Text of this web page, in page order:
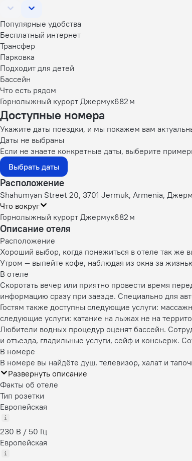
Популярные удобства
Бесплатный интернет
Трансфер
Парковка
Подходит для детей
Бассейн
Что есть рядом
Горнолыжный курорт Джермук682 м
Доступные номера
Укажите даты поездки, и мы покажем вам
Даты не выбраны
Если не знаете конкретные даты, выберите
Выбрать даты
Расположение
Shahumyan Street 20, 3701 Jermuk, Armenia,
Что вокруг
Горнолыжный курорт Джермук682 м
Описание отеля
Расположение
Хороший выбор, когда понежиться в отеле так же
Утром — выпейте кофе, наблюдая из окна за
В отеле
Скоротать вечер или приятно провести время
информацию сразу при заезде. Специально для
Гостям также доступны следующие услуги:
следующие услуги: катание на лыжах не на
Любители водных процедур оценят бассейн.
и отъезда, гладильные услуги, сейф и консьерж.
В номере
В номере вы найдёте душ, телевизор, халат и
Развернуть описание
Факты об отеле
Тип розетки
Европейская
230 В / 50 Гц
Европейская